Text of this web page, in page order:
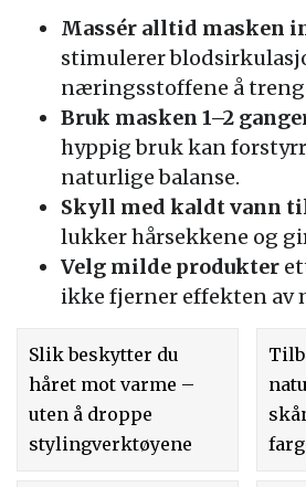
Massér alltid masken
stimulerer
næringsstoffene å
Bruk masken 1–2
hyppig bruk kan
naturlige balanse.
Skyll med kaldt vann
lukker hårsekkene og
Velg milde produkter
ikke fjerner effekten av
Slik beskytter du
håret mot varme –
uten å droppe
stylingverktøyene